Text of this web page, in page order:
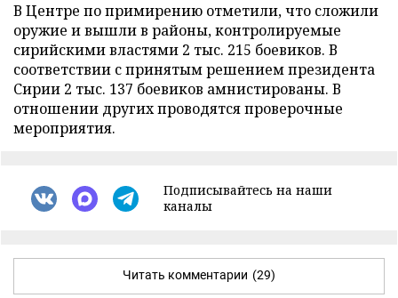
В Центре по примирению отметили, что сложили
оружие и вышли в районы, контролируемые
сирийскими властями 2 тыс. 215 боевиков. В
соответствии с принятым решением президента
Сирии 2 тыс. 137 боевиков амнистированы. В
отношении других проводятся проверочные
мероприятия.
Подписывайтесь на наши
каналы
Читать комментарии (29)